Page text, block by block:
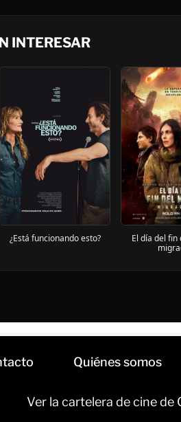
INTERESAR
¿Está funcionando esto?
El día del fin
Quiénes somos
Ver la cartelera de cine de